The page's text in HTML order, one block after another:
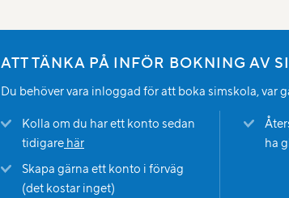
ATT TÄNKA PÅ INFÖR BOKNING AV
Du behöver vara inloggad för att boka simskola,
Kolla om du har ett konto sedan
tidigarehär
Skapa gärna ett konto i förväg
(det kostar inget)
ha